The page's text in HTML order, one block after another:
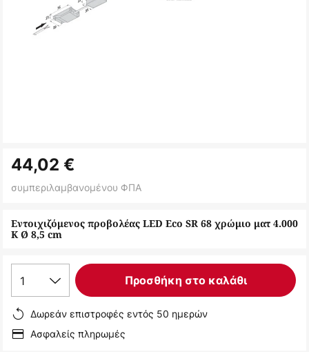
στην
αρχή
συλλογής
εικόνων
Εντοιχιζόμενος προβολέας LED Eco SR 68 χρώμιο ματ 4.000
K Ø 8,5 cm
44,02 €
συμπεριλαμβανομένου ΦΠΑ
1 Προσθήκη στο καλάθι
Δωρεάν επιστροφές εντός 50 ημερών
Ασφαλείς πληρωμές